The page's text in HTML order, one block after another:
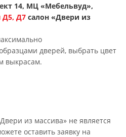
14, МЦ «Мебельвуд»,
Д5, Д7 салон «Двери из
дверей, выбрать цвет
выкрасам.
из массива» не является
оставить заявку на